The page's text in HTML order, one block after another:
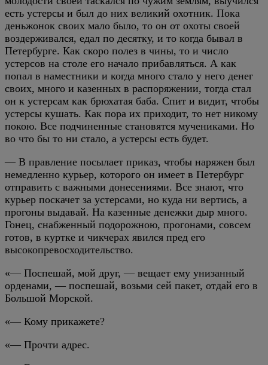
есть устерсы и был до них великий охотник. Пока
деньжонок своих мало было, то он от охоты своей
воздерживался, едал по десятку, и то когда бывал в
Петербурге. Как скоро полез в чины, то и число
устерсов на столе его начало прибавляться. А как
попал в наместники и когда много стало у него денег
своих, много и казенных в распоряжении, тогда стал
он к устерсам как брюхатая баба. Спит и видит, чтобы
устерсы кушать. Как пора их приходит, то нет никому
покою. Все подчиненные становятся мучениками. Но
во что бы то ни стало, а устерсы есть будет.
— В правление посылает приказ, чтобы наряжен был
немедленно курьер, которого он имеет в Петербург
отправить с важными донесениями. Все знают, что
курьер поскачет за устерсами, но куда ни вертись, а
прогоны выдавай. На казенные денежки дыр много.
Гонец, снабженный подорожною, прогонами, совсем
готов, в куртке и чикчерах явился пред его
высокопревосходительство.
«— Поспешай, мой друг, — вещает ему унизанный
орденами, — поспешай, возьми сей пакет, отдай его в
Большой Морской.
«— Кому прикажете?
«— Прочти адрес.